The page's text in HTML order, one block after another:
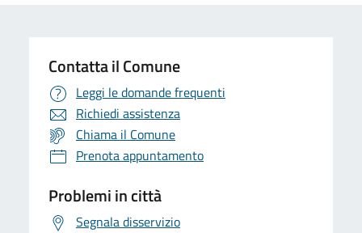
Contatta il Comune
Leggi le domande frequenti
Richiedi assistenza
Chiama il Comune
Prenota appuntamento
Problemi in città
Segnala disservizio